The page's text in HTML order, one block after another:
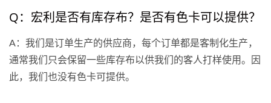
Q：宏利是否有库存布？是否有色卡可以提供？
A：我们是订单生产的供应商，每个订单都是客制化生产，
通常我们只会保留一些库存布以供我们的客人打样使用。因
此，我们也没有色卡可提供。